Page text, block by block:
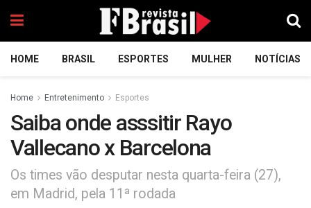
HOME BRASIL ESPORTES MULHER NOTÍCIAS
Home Entretenimento Esportes
Saiba onde asssitir Rayo
Vallecano x Barcelona
Os times vão desputar nesta quarta-feira (27),
em Madrid, pela 11ª rodada